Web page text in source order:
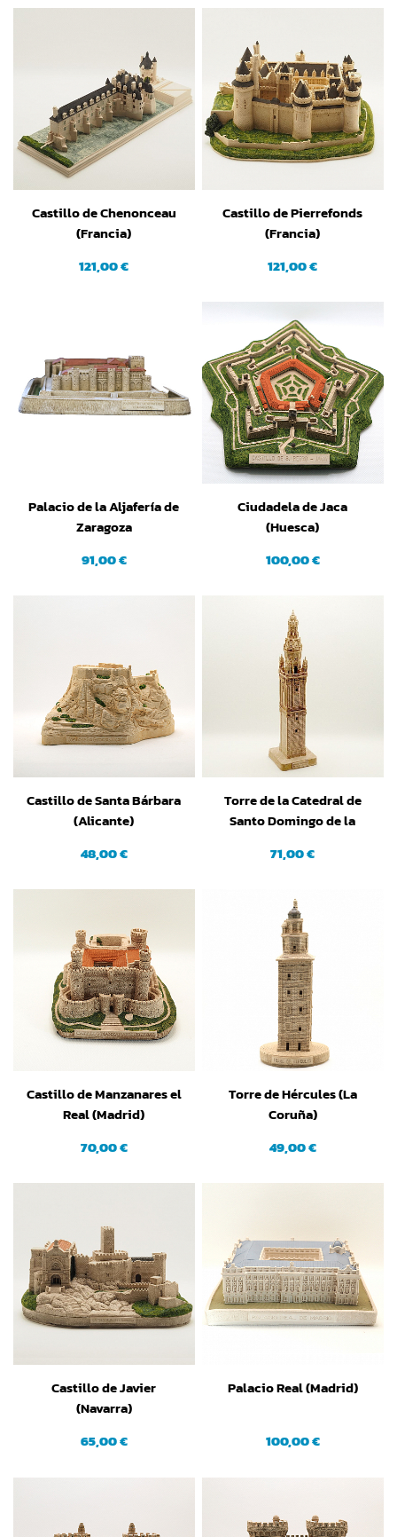
Castillo de Chenonceau
(Francia)
121,00 €
Castillo de Pierrefonds
(Francia)
121,00 €
Palacio de la Aljafería de
Zaragoza
91,00 €
Ciudadela de Jaca
(Huesca)
100,00 €
Castillo de Santa Bárbara
(Alicante)
48,00 €
Torre de la Catedral de
Santo Domingo de la
71,00 €
Castillo de Manzanares el
Real (Madrid)
70,00 €
Torre de Hércules (La
Coruña)
49,00 €
Castillo de Javier
(Navarra)
65,00 €
Palacio Real (Madrid)
100,00 €